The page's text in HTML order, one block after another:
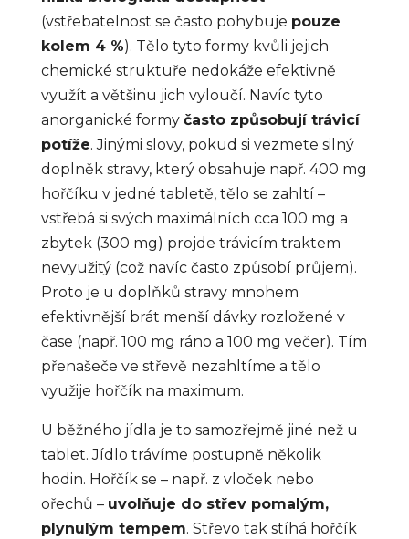
(vstřebatelnost se často pohybuje pouze
kolem 4 %). Tělo tyto formy kvůli jejich
chemické struktuře nedokáže efektivně
využít a většinu jich vyloučí. Navíc tyto
anorganické formy často způsobují trávicí
potíže. Jinými slovy, pokud si vezmete silný
doplněk stravy, který obsahuje např. 400 mg
hořčíku v jedné tabletě, tělo se zahltí –
vstřebá si svých maximálních cca 100 mg a
zbytek (300 mg) projde trávicím traktem
nevyužitý (což navíc často způsobí průjem).
Proto je u doplňků stravy mnohem
efektivnější brát menší dávky rozložené v
čase (např. 100 mg ráno a 100 mg večer). Tím
přenašeče ve střevě nezahltíme a tělo
využije hořčík na maximum.
U běžného jídla je to samozřejmě jiné než u
tablet. Jídlo trávíme postupně několik
hodin. Hořčík se – např. z vloček nebo
ořechů – uvolňuje do střev pomalým,
plynulým tempem. Střevo tak stíhá hořčík